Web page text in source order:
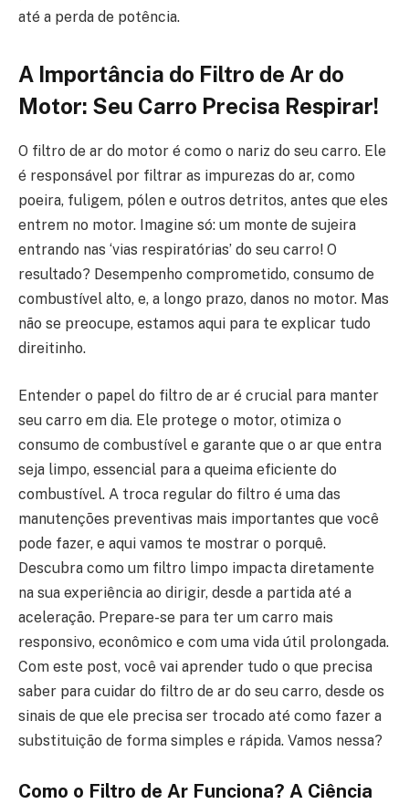
até a perda de potência.
A Importância do Filtro de Ar do
Motor: Seu Carro Precisa Respirar!
O filtro de ar do motor é como o nariz do seu carro. Ele
é responsável por filtrar as impurezas do ar, como
poeira, fuligem, pólen e outros detritos, antes que eles
entrem no motor. Imagine só: um monte de sujeira
entrando nas ‘vias respiratórias’ do seu carro! O
resultado? Desempenho comprometido, consumo de
combustível alto, e, a longo prazo, danos no motor. Mas
não se preocupe, estamos aqui para te explicar tudo
direitinho.
Entender o papel do filtro de ar é crucial para manter
seu carro em dia. Ele protege o motor, otimiza o
consumo de combustível e garante que o ar que entra
seja limpo, essencial para a queima eficiente do
combustível. A troca regular do filtro é uma das
manutenções preventivas mais importantes que você
pode fazer, e aqui vamos te mostrar o porquê.
Descubra como um filtro limpo impacta diretamente
na sua experiência ao dirigir, desde a partida até a
aceleração. Prepare-se para ter um carro mais
responsivo, econômico e com uma vida útil prolongada.
Com este post, você vai aprender tudo o que precisa
saber para cuidar do filtro de ar do seu carro, desde os
sinais de que ele precisa ser trocado até como fazer a
substituição de forma simples e rápida. Vamos nessa?
Como o Filtro de Ar Funciona? A Ciência